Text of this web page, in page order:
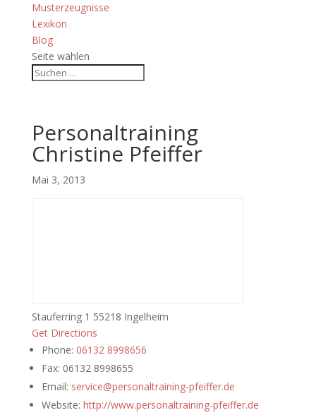
Musterzeugnisse
Lexikon
Blog
Seite wählen
Personaltraining
Christine Pfeiffer
Mai 3, 2013
Stauferring 1 55218 Ingelheim
Get Directions
Phone: 06132 8998656
Fax: 06132 8998655
Email: service@personaltraining-pfeiffer.de
Website: http://www.personaltraining-pfeiffer.de